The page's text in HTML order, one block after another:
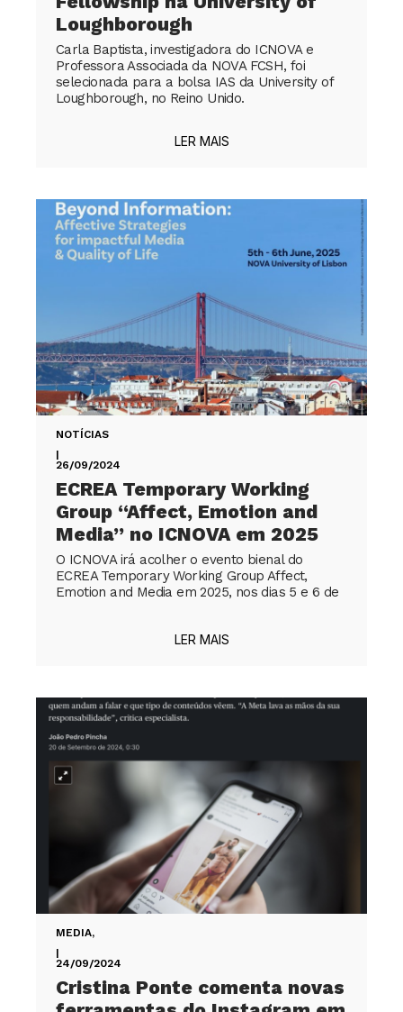
Loughborough
Carla Baptista, investigadora do ICNOVA e
Professora Associada da NOVA FCSH, foi
selecionada para a bolsa IAS da University of
Loughborough, no Reino Unido.
LER MAIS
NOTÍCIAS
|
26/09/2024
ECREA Temporary Working
Group “Affect, Emotion and
Media” no ICNOVA em 2025
O ICNOVA irá acolher o evento bienal do
ECREA Temporary Working Group Affect,
Emotion and Media em 2025, nos dias 5 e 6 de
LER MAIS
MEDIA,
|
24/09/2024
Cristina Ponte comenta novas